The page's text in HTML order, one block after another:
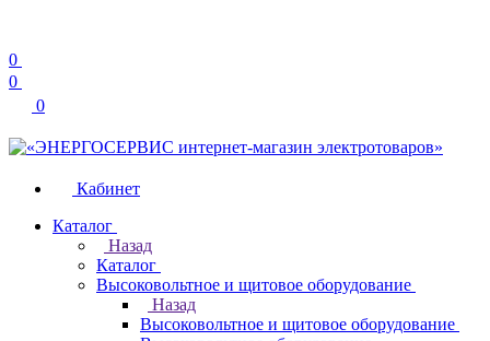
0
0
0
Кабинет
Каталог
Назад
Каталог
Высоковольтное и щитовое оборудование
Назад
Высоковольтное и щитовое оборудование